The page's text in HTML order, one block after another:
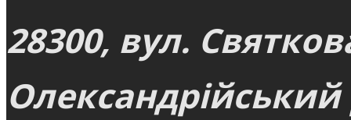
28300, вул.
Олександрійський